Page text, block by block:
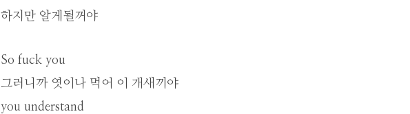
하지만 알게될꺼야
So fuck you
그러니까 엿이나 먹어 이 개새끼야
you understand